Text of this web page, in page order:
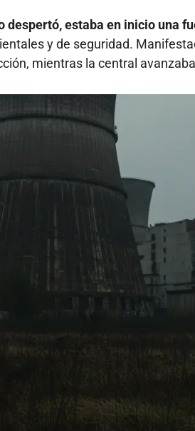
despertó, estaba en inicio una
y de seguridad.
mientras la central